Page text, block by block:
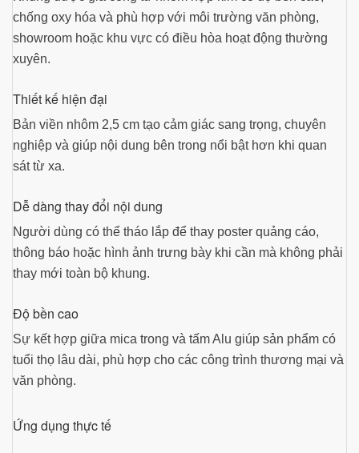
chống oxy hóa và phù hợp với môi trường văn phòng,
showroom hoặc khu vực có điều hòa hoạt động thường
xuyên.
Thiết kế hiện đại
Bản viền nhôm 2,5 cm tạo cảm giác sang trọng, chuyên
nghiệp và giúp nội dung bên trong nổi bật hơn khi quan
sát từ xa.
Dễ dàng thay đổi nội dung
Người dùng có thể tháo lắp để thay poster quảng cáo,
thông báo hoặc hình ảnh trưng bày khi cần mà không phải
thay mới toàn bộ khung.
Độ bền cao
Sự kết hợp giữa mica trong và tấm Alu giúp sản phẩm có
tuổi thọ lâu dài, phù hợp cho các công trình thương mại và
văn phòng.
Ứng dụng thực tế